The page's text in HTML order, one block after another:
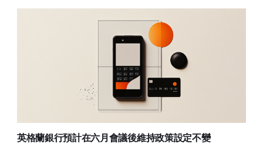
英格蘭銀行預計在六月會議後維持政策設定不變